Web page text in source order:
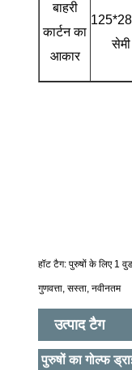
बाहरी
कार्टन का
आकार
सेमी
हॉट टैग: पुरुषों के लिए 1 वुड
गुणवत्ता, सस्ता, नवीनतम
उत्पाद टैग
पुरुषों का गोल्फ